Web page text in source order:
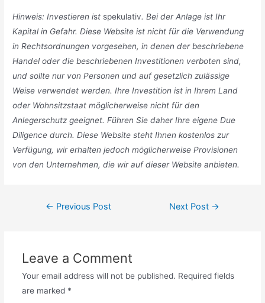
Hinweis: Investieren ist spekulativ. Bei der Anlage ist Ihr
Kapital in Gefahr. Diese Website ist nicht für die Verwendung
in Rechtsordnungen vorgesehen, in denen der beschriebene
Handel oder die beschriebenen Investitionen verboten sind,
und sollte nur von Personen und auf gesetzlich zulässige
Weise verwendet werden. Ihre Investition ist in Ihrem Land
oder Wohnsitzstaat möglicherweise nicht für den
Anlegerschutz geeignet. Führen Sie daher Ihre eigene Due
Diligence durch. Diese Website steht Ihnen kostenlos zur
Verfügung, wir erhalten jedoch möglicherweise Provisionen
von den Unternehmen, die wir auf dieser Website anbieten.
Post← Previous Post Next Post →
Leave a Comment
Your email address will not be published. Required fields
are marked *